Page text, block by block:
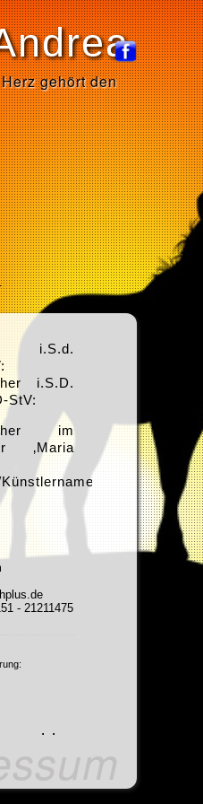
gehört den
i.S.d.
i.S.D.
StV:
im
‚Maria
- 21211475